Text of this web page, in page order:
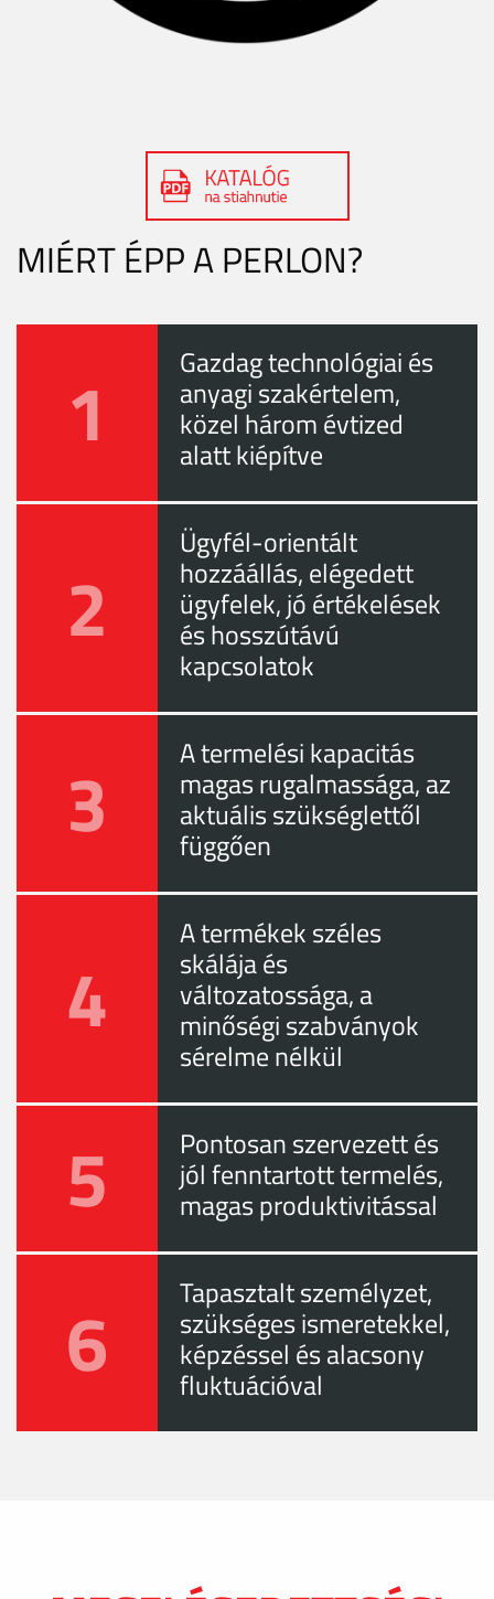
MIÉRT ÉPP A PERLON?
1 Gazdag technológiai és
anyagi szakértelem,
közel három évtized
alatt kiépítve
2
Ügyfél-orientált
hozzáállás, elégedett
ügyfelek, jó értékelések
és hosszútávú
kapcsolatok
3 A termelési kapacitás
magas rugalmassága, az
aktuális szükséglettől
függően
4
A termékek széles
skálája és
változatossága, a
minőségi szabványok
sérelme nélkül
5 Pontosan szervezett és
jól fenntartott termelés,
magas produktivitással
6 Tapasztalt személyzet,
szükséges ismeretekkel,
képzéssel és alacsony
fluktuációval